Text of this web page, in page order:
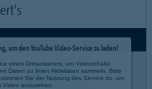
um den YouTube Video-Service zu laden!
eines Drittanbieters, um Videoinhalte
Daten zu Ihren Aktivitäten sammeln. Bitte
Sie der Nutzung des Service zu, um
Video anzusehen.